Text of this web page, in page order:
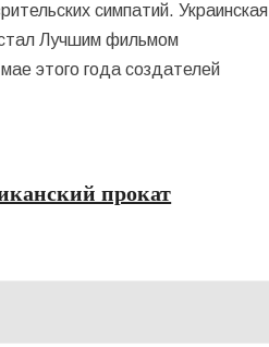
симпатий. Украинская
Лучшим фильмом
этого года создателей
прокат